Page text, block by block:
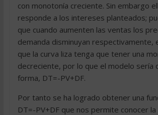
con monotonía creciente. Sin embargo
responde a los intereses planteados;
que cuando aumenten las ventas los
demanda disminuyan respectivamente,
que la curva liza tenga que tener una
decreciente, por lo que el modelo sería
forma, DT=-PV+DF.
Por tanto se ha logrado obtener una
DT=-PV+DF que nos permite conocer